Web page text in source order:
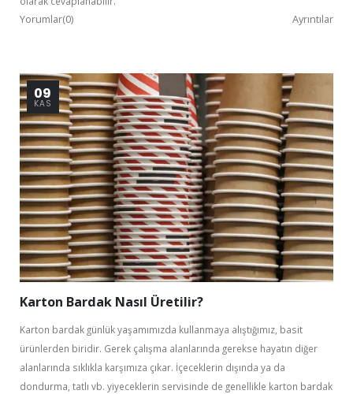
Kurumsal Üye Ol
%30'a
varan indirimlerden yararlan.
Bu ekranı bir daha gösterme
Yorumlar(0) Ayrıntılar
09
KAS
Karton Bardak Nasıl Üretilir?
Karton bardak günlük yaşamımızda kullanmaya alıştığımız, basit
ürünlerden biridir. Gerek çalışma alanlarında gerekse hayatın diğer
alanlarında sıklıkla karşımıza çıkar. İçeceklerin dışında ya da
dondurma, tatlı vb. yiyeceklerin servisinde de genellikle karton bardak